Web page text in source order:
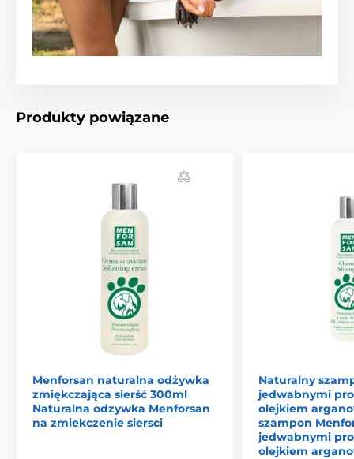
Produkty powiązane
Menforsan naturalna odżywka
zmiękczająca sierść 300ml
Naturalna odzywka Menforsan
na zmiekczenie siersci
Naturalny
jedwabnymi
olejkiem
szampon
jedwabnymi
olejkiem